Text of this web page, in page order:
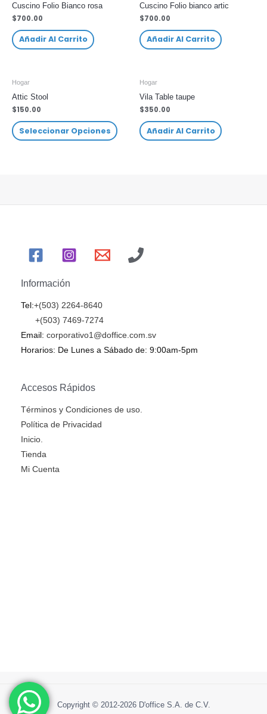
Cuscino Folio Bianco rosa
$700.00
Añadir Al Carrito
Cuscino Folio bianco artic
$700.00
Añadir Al Carrito
Hogar
Attic Stool
$150.00
Seleccionar Opciones
Hogar
Vila Table taupe
$350.00
Añadir Al Carrito
Información
Tel:+(503) 2264-8640
+(503) 7469-7274
Email: corporativo1@doffice.com.sv
Horarios: De Lunes a Sábado de: 9:00am-5pm
Accesos Rápidos
Términos y Condiciones de uso.
Política de Privacidad
Inicio.
Tienda
Mi Cuenta
Copyright © 2012-2026 D'office S.A. de C.V.